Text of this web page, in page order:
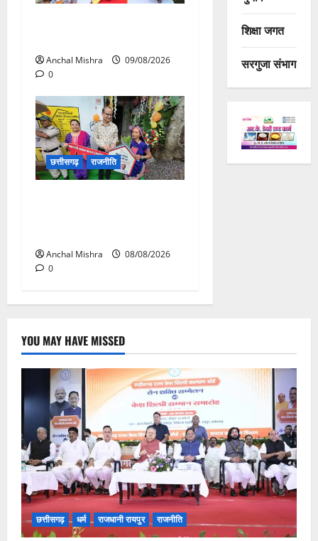
Anchal Mishra
09/08/2026
0
छत्तीसगढ़ राजनीति
Anchal Mishra
08/08/2026
0
शिक्षा जगत
सरगुजा संभाग
YOU MAY HAVE MISSED
छत्तीसगढ़ धर्म राजधानी रायपुर राजनीति